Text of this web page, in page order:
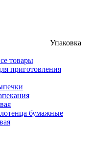
Упаковка
товары
приготовления
бумажные